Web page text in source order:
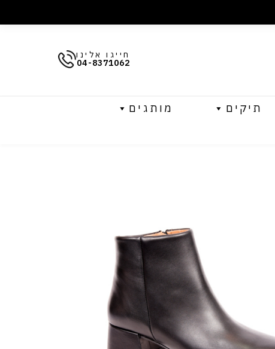
חייגו אלינו
04-8371062
תיקים
מותגים